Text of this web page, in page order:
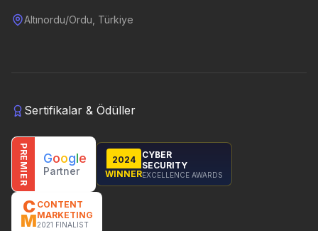
Altınordu/Ordu, Türkiye
Sertifikalar & Ödüller
PREMIER Google
Partner
2024
WINNER
CYBER
SECURITY
EXCELLENCE AWARDS
C
M
CONTENT
MARKETING
2021 FINALIST